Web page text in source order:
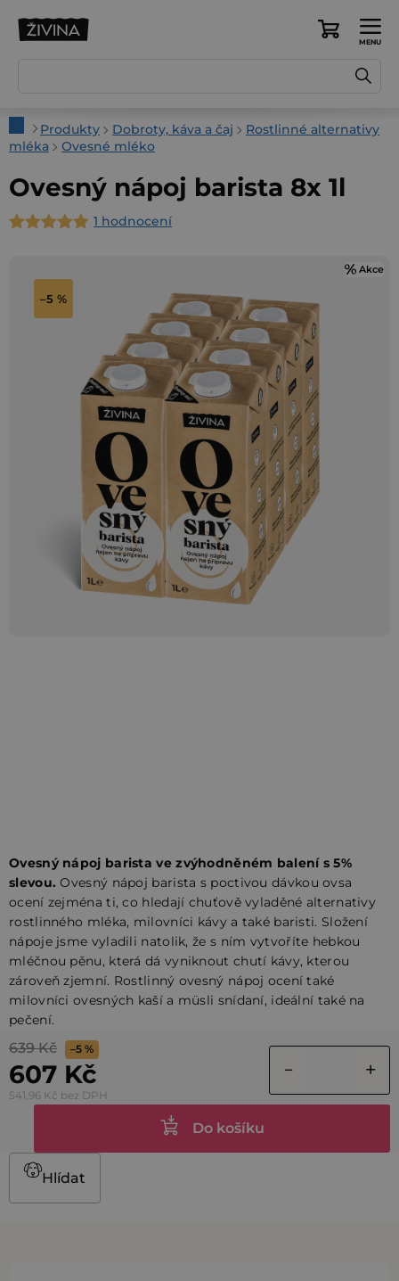
Nákupní
DomůProdukty Dobroty, káva a čaj
Rostlinné alternativy
mléka
Ovesné mléko
Ovesný nápoj barista ve zvýhodněném balení s 5%
slevou. Ovesný nápoj barista s poctivou dávkou ovsa
ocení zejména ti, co hledají chuťově vyladěné alternativy
rostlinného mléka, milovníci kávy a také baristi. Složení
nápoje jsme vyladili natolik, že s ním vytvoříte hebkou
mléčnou pěnu, která dá vyniknout chutí kávy, kterou
zároveň zjemní. Rostlinný ovesný nápoj ocení také
milovníci ovesných kaší a müsli snídaní, ideální také na
pečení.
639 Kč –5 %
607 Kč
541,96 Kč bez DPH
Do košíku
Hlídat
Ovesný nápoj barista 8x 1l
Průměrné
hvězdiček.
1 hodnocení
Akce
–5 %